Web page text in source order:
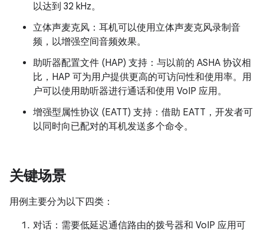
以达到 32 kHz。
立体声麦克风：耳机可以使用立体声麦克风录制音
频，以增强空间音频效果。
助听器配置文件 (HAP) 支持：与以前的 ASHA 协议相
比，HAP 可为用户提供更高的可访问性和使用率。用
户可以使用助听器进行通话和使用 VoIP 应用。
增强型属性协议 (EATT) 支持：借助 EATT，开发者可
以同时向已配对的耳机发送多个命令。
关键场景
用例主要分为以下四类：
对话：需要低延迟通信路由的拨号器和 VoIP 应用可